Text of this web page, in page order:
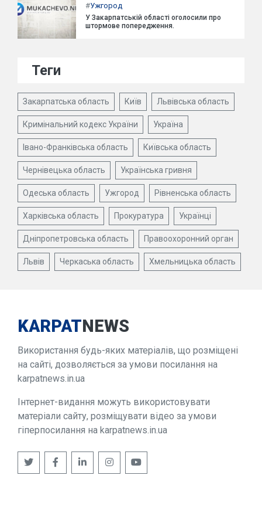
#Ужгород
У Закарпатській області оголосили про
штормове попередження.
Теги
Закарпатська область Київ Львівська область
Кримінальний кодекс України Україна
Івано-Франківська область Київська область
Чернівецька область Українська гривня
Одеська область Ужгород Рівненська область
Харківська область Прокуратура Українці
Дніпропетровська область Правоохоронний орган
Львів Черкаська область Хмельницька область
KARPATNEWS
Використання будь-яких матеріалів, що розміщені
на сайті, дозволяється за умови посилання на
karpatnews.in.ua
Інтернет-видання можуть використовувати
матеріали сайту, розміщувати відео за умови
гіперпосилання на karpatnews.in.ua